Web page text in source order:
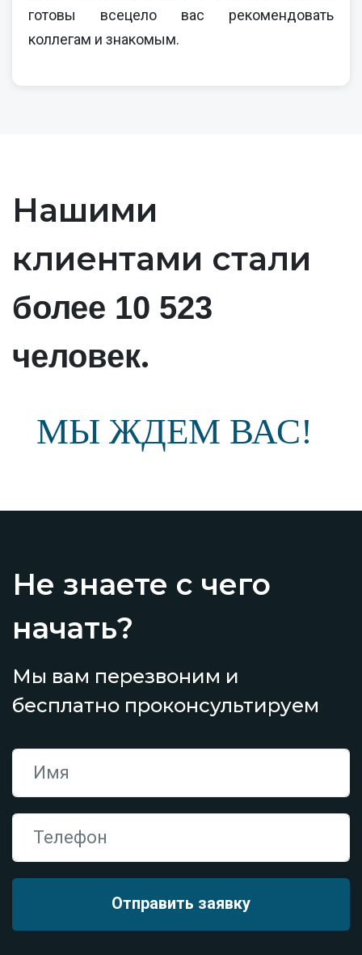
готовы всецело вас рекомендовать
коллегам и знакомым.
Нашими
клиентами стали
более 10 523
человек.
МЫ ЖДЕМ ВАС!
Не знаете с чего
начать?
Мы вам перезвоним и
бесплатно проконсультируем